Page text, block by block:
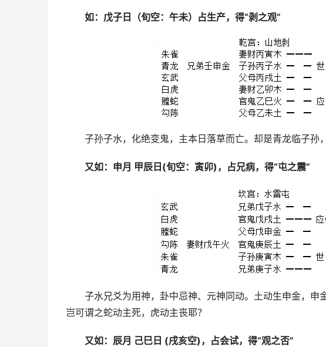
如：戊子日（旬空：午未）占生产，得“剥之观”
子孙子水，化绝变鬼，主本日落草而亡。却是青龙临子孙
又如：申月 甲辰日(旬空：寅卯)，占兄病，得“屯之震”
子水兄爻为用神，卦中忌神、元神同动。土动生申金，申
岂可谓之蛇动主死，虎动主丧耶？
又如：辰月 己巳日 (戌亥空)，占会试，得“观之否”